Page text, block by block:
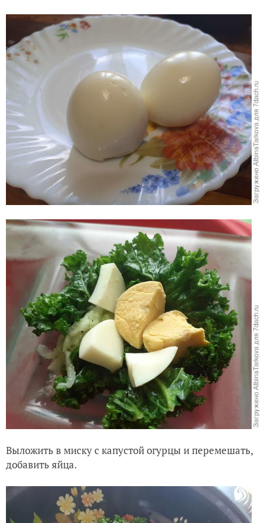
Выложить в миску с капустой огурцы и перемешать,
добавить яйца.